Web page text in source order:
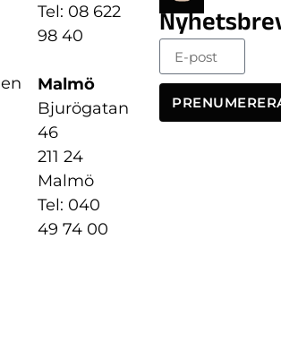
Tel: 08 622
98 40
Malmö
Bjurögatan
46
211 24
Malmö
Tel: 040
49 74 00